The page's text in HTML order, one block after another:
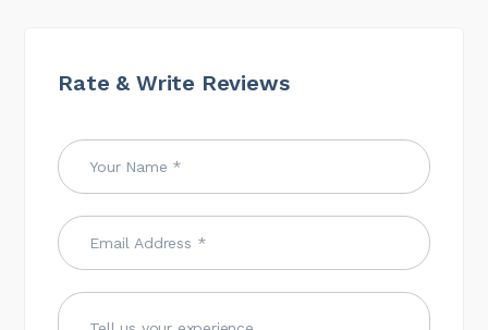
Rate & Write Reviews